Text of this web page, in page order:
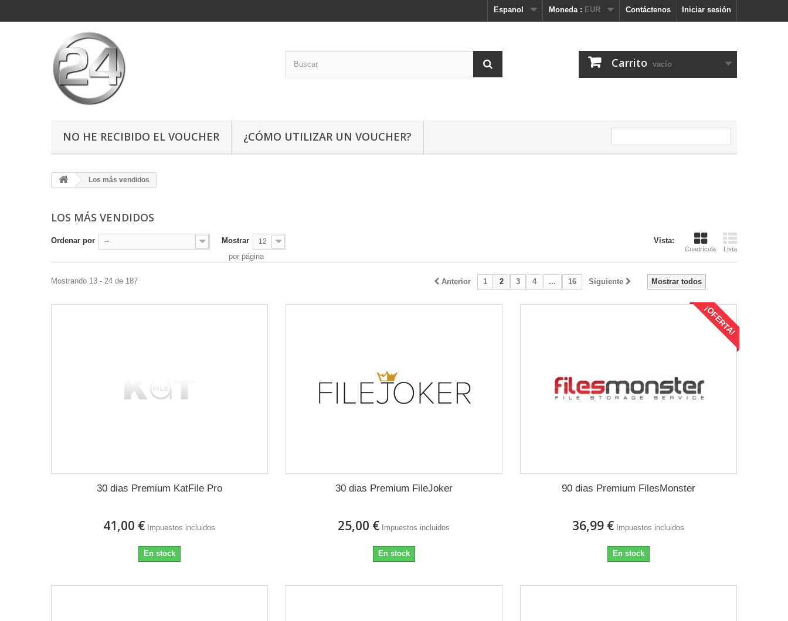
Iniciar sesión
Contáctenos
Moneda : EUR
Espanol
Carrito vacío
NO HE RECIBIDO EL VOUCHER ¿CÓMO UTILIZAR UN VOUCHER?
Los más vendidos
LOS MÁS VENDIDOS
Vista:
Cuadrícula Lista
Ordenar por -- Mostrar 12
por página
Mostrar todos
Anterior 1 2 3 4 ... 16 Siguiente
Mostrando 13 - 24 de 187
30 dias Premium KatFile Pro
41,00 € Impuestos incluidos
En stock
30 dias Premium FileJoker
25,00 € Impuestos incluidos
En stock
¡OFERTA!
90 dias Premium FilesMonster
36,99 € Impuestos incluidos
En stock